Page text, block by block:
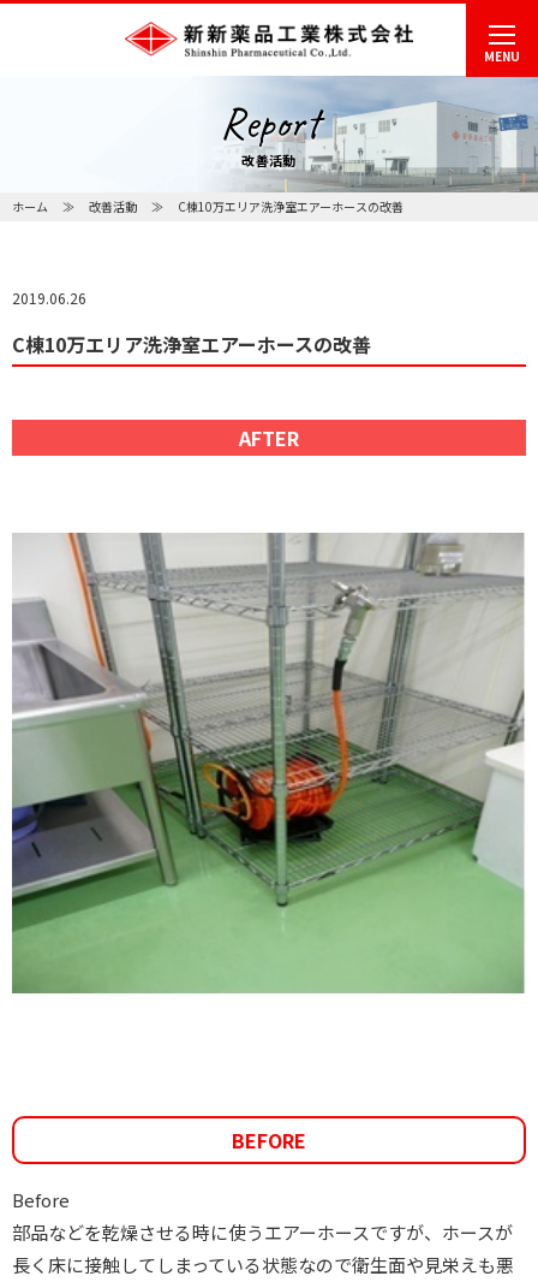
MENU
Report
改善活動
ホーム 改善活動 C棟10万エリア洗浄室エアーホースの改善
2019.06.26
C棟10万エリア洗浄室エアーホースの改善
AFTER
BEFORE
Before
部品などを乾燥させる時に使うエアーホースですが、ホースが
長く床に接触してしまっている状態なので衛生面や見栄えも悪